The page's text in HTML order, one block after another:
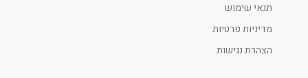
תנאי שימוש
מדיניות פרטיות
הצהרת נגישות